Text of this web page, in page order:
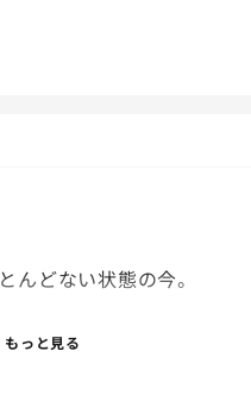
んどない状態の今。
もっと見る